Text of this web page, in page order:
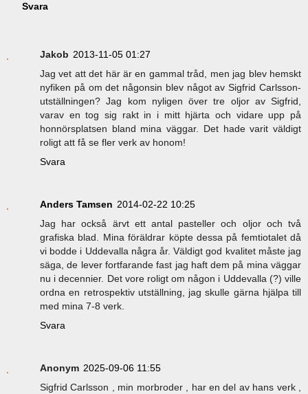
Svara
Jakob 2013-11-05 01:27
Jag vet att det här är en gammal tråd, men jag blev hemskt
nyfiken på om det någonsin blev något av Sigfrid Carlsson-
utställningen? Jag kom nyligen över tre oljor av Sigfrid,
varav en tog sig rakt in i mitt hjärta och vidare upp på
honnörsplatsen bland mina väggar. Det hade varit väldigt
roligt att få se fler verk av honom!
Svara
Anders Tamsen 2014-02-22 10:25
Jag har också ärvt ett antal pasteller och oljor och två
grafiska blad. Mina föräldrar köpte dessa på femtiotalet då
vi bodde i Uddevalla några år. Väldigt god kvalitet måste jag
säga, de lever fortfarande fast jag haft dem på mina väggar
nu i decennier. Det vore roligt om någon i Uddevalla (?) ville
ordna en retrospektiv utställning, jag skulle gärna hjälpa till
med mina 7-8 verk.
Svara
Anonym 2025-09-06 11:55
Sigfrid Carlsson , min morbroder , har en del av hans verk ,